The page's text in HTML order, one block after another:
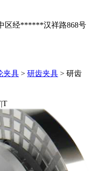
区经******汉祥路868号
夹具 > 研齿夹具 > 研齿
|T